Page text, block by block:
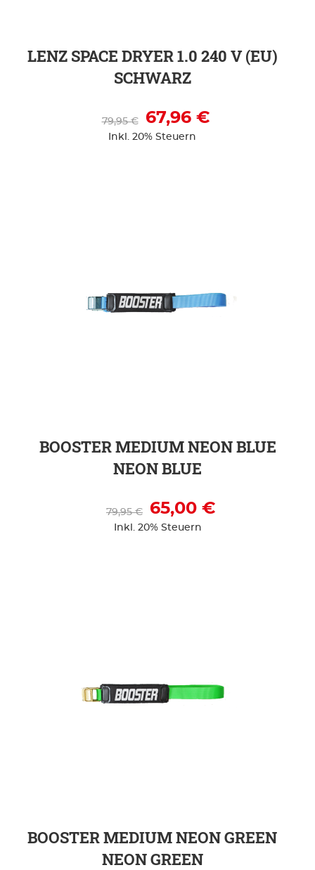
LENZ SPACE DRYER 1.0 240 V (EU)
SCHWARZ
67,96 €
79,95 €
Inkl. 20% Steuern
BOOSTER MEDIUM NEON BLUE
NEON BLUE
65,00 €
79,95 €
Inkl. 20% Steuern
BOOSTER MEDIUM NEON GREEN
NEON GREEN